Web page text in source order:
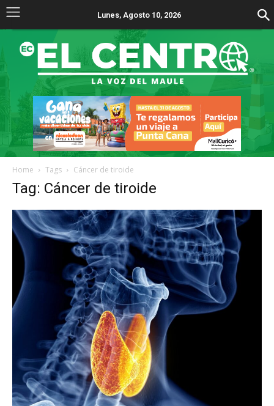
Lunes, Agosto 10, 2026
Home Tags Cáncer de tiroide
Tag: Cáncer de tiroide